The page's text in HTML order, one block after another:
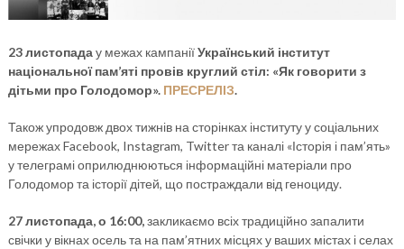
23 листопадау межах кампаніїУкраїнський інститут
національної пам’яті провів круглий стіл: «Як говорити з
дітьми про Голодомор». ПРЕСРЕЛІЗ.
Також упродовж двох тижнів на сторінках інституту у соціальних
мережах Facebook, Instagram, Twitter та каналі «Історія і пам’ять»
у телеграмі оприлюднюються інформаційні матеріали про
Голодомор та історії дітей, що постраждали від геноциду.
27 листопада, о 16:00,закликаємо всіх традиційно запалити
свічки у вікнах осель та на пам’ятних місцях у ваших містах і селах